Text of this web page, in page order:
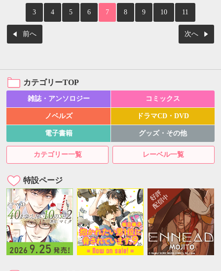
前へ
3 4 5 6 7 8 9 10 11
次へ
カテゴリーTOP
雑誌・アンソロジー コミックス
ノベルズ ドラマCD・DVD
電子書籍 グッズ・その他
カテゴリー一覧 レーベル一覧
特設ページ